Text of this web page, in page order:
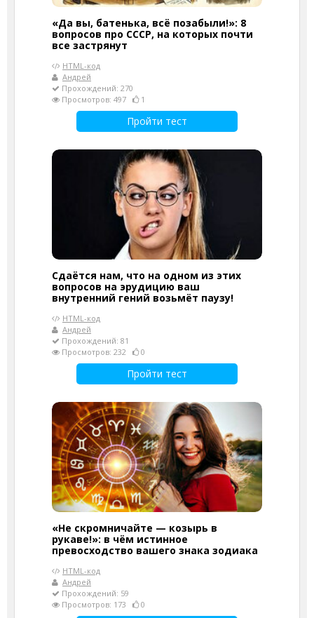
«Да вы, батенька, всё позабыли!»: 8
вопросов про СССР, на которых почти
все застрянут
HTML-код
Андрей
Прохождений: 270
Просмотров: 497
1
Пройти тест
Сдаётся нам, что на одном из этих
вопросов на эрудицию ваш
внутренний гений возьмёт паузу!
HTML-код
Андрей
Прохождений: 81
Просмотров: 232
0
Пройти тест
«Не скромничайте — козырь в
рукаве!»: в чём истинное
превосходство вашего знака зодиака
HTML-код
Андрей
Прохождений: 59
Просмотров: 173
0